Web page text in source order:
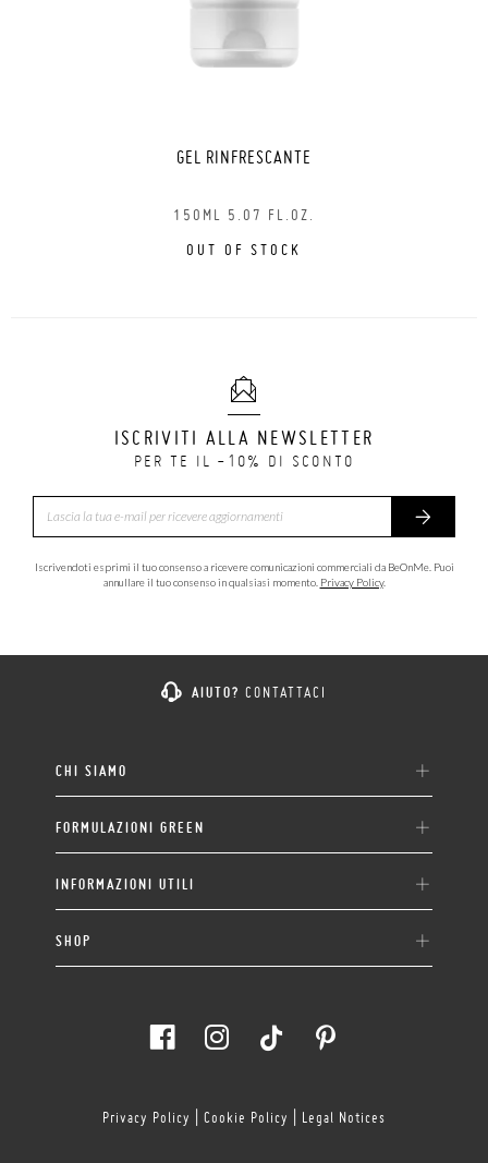
GEL RINFRESCANTE
150ML 5.07 FL.OZ.
OUT OF STOCK
ISCRIVITI ALLA NEWSLETTER
PER TE IL -10% DI SCONTO
Iscrivendoti esprimi il tuo consenso a ricevere comunicazioni commerciali da BeOnMe. Puoi
annullare il tuo consenso in qualsiasi momento. Privacy Policy.
AIUTO? CONTATTACI
CHI SIAMO
FORMULAZIONI GREEN
INFORMAZIONI UTILI
SHOP
Privacy Policy Cookie Policy Legal Notices